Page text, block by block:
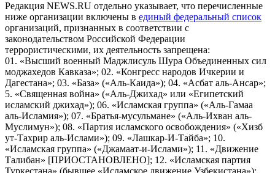
Редакция NEWS.RU отдельно указывает, что перечисленные
ниже организации включены в единый федеральный список
организаций, признанных в соответствии с
законодательством Российской Федерации
террористическими, их деятельность запрещена:
01. «Высший военный Маджлисуль Шура Объединенных сил
моджахедов Кавказа»; 02. «Конгресс народов Ичкерии и
Дагестана»; 03. «База» («Аль-Каида»); 04. «Асбат аль-Ансар»;
5. «Священная война» («Аль-Джихад» или «Египетский
исламский джихад»); 06. «Исламская группа» («Аль-Гамаа
аль-Исламия»); 07. «Братья-мусульмане» («Аль-Ихван аль-
Муслимун»); 08. «Партия исламского освобождения» («Хизб
ут-Тахрир аль-Ислами»); 09. «Лашкар-И-Тайба»; 10.
«Исламская группа» («Джамаат-и-Ислами»); 11. «Движение
Талибан» [ПРИОСТАНОВЛЕНО]; 12. «Исламская партия